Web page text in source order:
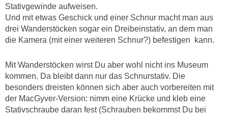
Stativgewinde aufweisen.
Und mit etwas Geschick und einer Schnur macht man aus
drei Wanderstöcken sogar ein Dreibeinstativ, an dem man
die Kamera (mit einer weiteren Schnur?) befestigen kann.
Mit Wanderstöcken wirst Du aber wohl nicht ins Museum
kommen. Da bleibt dann nur das Schnurstativ. Die
besonders dreisten können sich aber auch vorbereiten mit
der MacGyver-Version: nimm eine Krücke und kleb eine
Stativschraube daran fest (Schrauben bekommst Du bei